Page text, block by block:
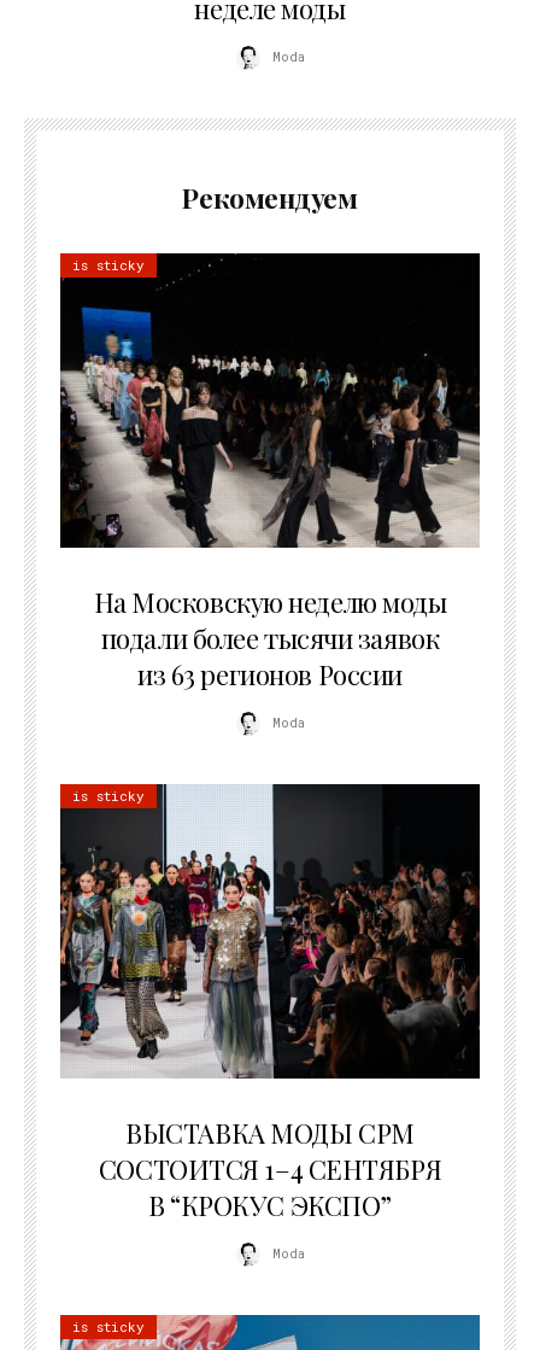
неделе моды
Moda
Рекомендуем
is sticky
На Московскую неделю моды
подали более тысячи заявок
из 63 регионов России
Moda
is sticky
ВЫСТАВКА МОДЫ CPM
СОСТОИТСЯ 1–4 СЕНТЯБРЯ
В “КРОКУС ЭКСПО”
Moda
is sticky